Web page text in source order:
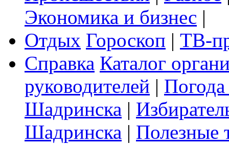
Экономика и бизнес |
Отдых Гороскоп | ТВ-
Справка Каталог
руководителей |
Шадринска |
Шадринска | Полезные